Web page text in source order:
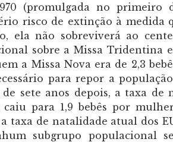
(promulgada no primeiro
risco de extinção à medida
ela não sobreviverá ao
sobre a Missa Tridentina
a Missa Nova era de 2,3
para repor a
sete anos depois, a taxa de
para 1,9 bebês por
taxa de natalidade atual dos
subgrupo populacional